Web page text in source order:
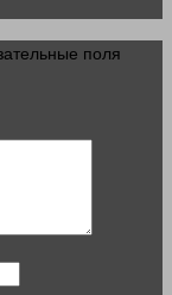
поля